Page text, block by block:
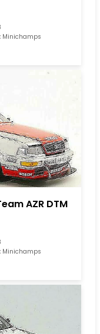
Minichamps
AZR DTM
Minichamps